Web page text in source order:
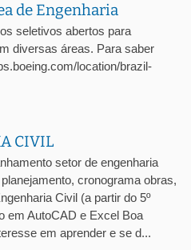
de Engenharia
seletivos abertos para
diversas áreas. Para saber
location/brazil-
CIVIL
setor de engenharia
cronograma obras,
Civil (a partir do 5º
em AutoCAD e Excel Boa
em aprender e se d...